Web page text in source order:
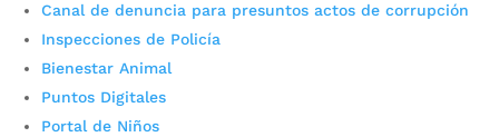
Canal de denuncia para presuntos actos de corrupción
Inspecciones de Policía
Bienestar Animal
Puntos Digitales
Portal de Niños
Cupos Escolares Bucaramanga 2022
Consulta aqui los pasos para inscribirse y solicitar un